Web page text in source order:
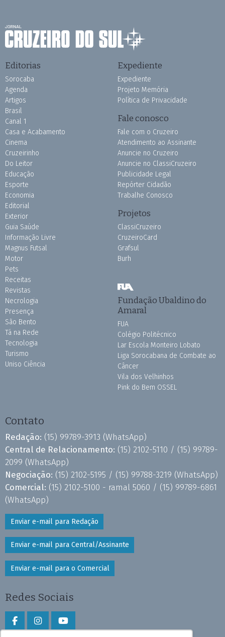
Editorias
Sorocaba
Agenda
Artigos
Brasil
Canal 1
Casa e Acabamento
Cinema
Cruzeirinho
Do Leitor
Educação
Esporte
Economia
Editorial
Exterior
Guia Saúde
Informação Livre
Magnus Futsal
Motor
Pets
Receitas
Revistas
Necrologia
Presença
São Bento
Tá na Rede
Tecnologia
Turismo
Uniso Ciência
Expediente
Expediente
Projeto Memória
Política de Privacidade
Fale conosco
Fale com o Cruzeiro
Atendimento ao Assinante
Anuncie no Cruzeiro
Anuncie no ClassiCruzeiro
Publicidade Legal
Repórter Cidadão
Trabalhe Conosco
Projetos
ClassiCruzeiro
CruzeiroCard
Grafsul
Burh
Fundação Ubaldino do
Amaral
FUA
Colégio Politécnico
Lar Escola Monteiro Lobato
Liga Sorocabana de Combate ao
Câncer
Vila dos Velhinhos
Pink do Bem OSSEL
Contato
Redação: (15) 99789-3913 (WhatsApp)
Central de Relacionamento: (15) 2102-5110 / (15) 99789-
2099 (WhatsApp)
Negociação: (15) 2102-5195 / (15) 99788-3219 (WhatsApp)
Comercial: (15) 2102-5100 - ramal 5060 / (15) 99789-6861
(WhatsApp)
Enviar e-mail para Redação
Enviar e-mail para Central/Assinante
Enviar e-mail para o Comercial
Redes Sociais